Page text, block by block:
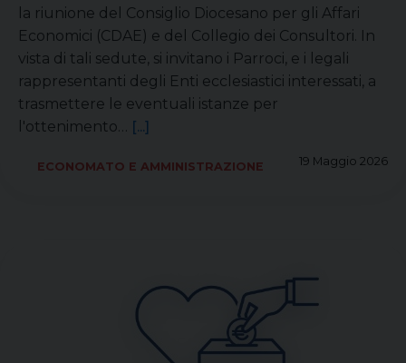
la riunione del Consiglio Diocesano per gli Affari
Economici (CDAE) e del Collegio dei Consultori. In
vista di tali sedute, si invitano i Parroci, e i legali
rappresentanti degli Enti ecclesiastici interessati, a
trasmettere le eventuali istanze per
l'ottenimento… [...]
19 Maggio 2026
ECONOMATO E AMMINISTRAZIONE